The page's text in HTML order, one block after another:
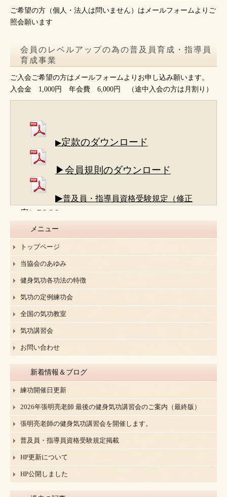
ご希望の方（個人・法人は問いません）はメールフォームよりご
照会願います
会員のレベルアップの為の普及員育成・指導員
育成事業
ご入会ご希望の方はメールフォームよりお申し込み願います。
入会金 1,000円 年会費 6,000円 （途中入会の方は月割り）
▶定款のダウンロード
▶会員規則のダウンロード
▶普及員・指導員資格受験規定（修正
案）R8.6.8
メニュー
トップページ
当協会のあゆみ
健身気功各功法の特徴
気功の定例練功会
全国の気功教室
気功講習会
お問い合わせ
新着情報＆ブログ
練功開催日更新
2026年張明亮老師 最後の健身気功講習会のご案内（最終版）
張明亮老師の健身気功講習会を開催します。
普及員・指導員資格受験規定掲載
HP更新について
HP公開しました